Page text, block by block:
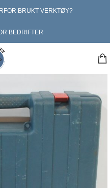
BRUKT VERKTØY?
BEDRIFTER